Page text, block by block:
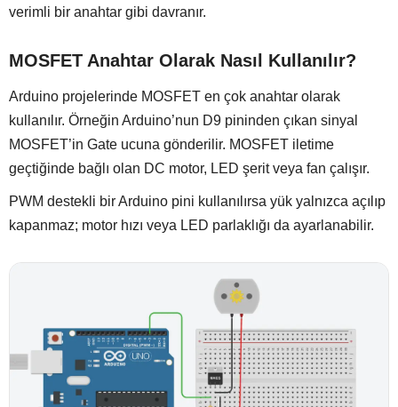
verimli bir anahtar gibi davranır.
MOSFET Anahtar Olarak Nasıl Kullanılır?
Arduino projelerinde MOSFET en çok anahtar olarak
kullanılır. Örneğin Arduino’nun D9 pininden çıkan sinyal
MOSFET’in Gate ucuna gönderilir. MOSFET iletime
geçtiğinde bağlı olan DC motor, LED şerit veya fan çalışır.
PWM destekli bir Arduino pini kullanılırsa yük yalnızca açılıp
kapanmaz; motor hızı veya LED parlaklığı da ayarlanabilir.